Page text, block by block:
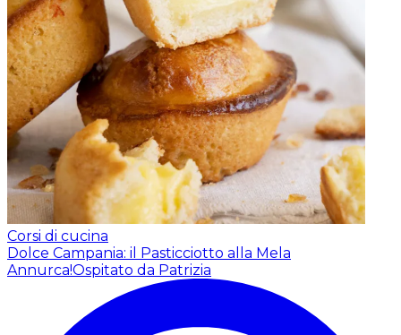
Corsi di cucina
Dolce Campania: il Pasticciotto alla Mela
Annurca!Ospitato da Patrizia